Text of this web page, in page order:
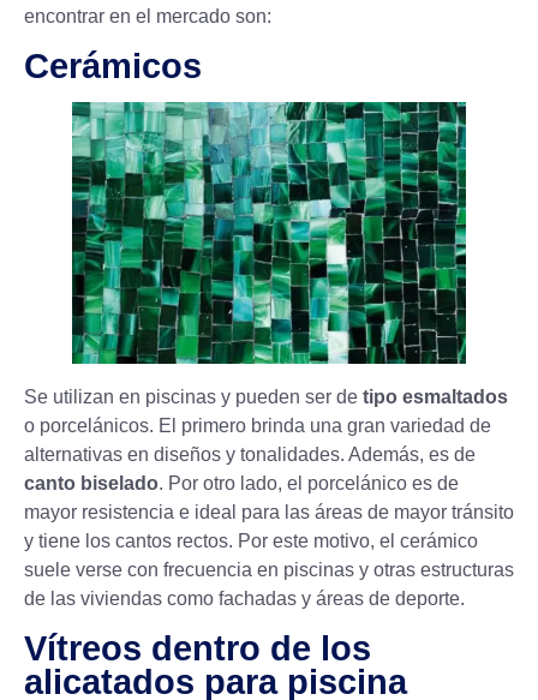
encontrar en el mercado son:
Cerámicos
Se utilizan en piscinas y pueden ser de tipo esmaltados
o porcelánicos. El primero brinda una gran variedad de
alternativas en diseños y tonalidades. Además, es de
canto biselado. Por otro lado, el porcelánico es de
mayor resistencia e ideal para las áreas de mayor tránsito
y tiene los cantos rectos. Por este motivo, el cerámico
suele verse con frecuencia en piscinas y otras estructuras
de las viviendas como fachadas y áreas de deporte.
Vítreos dentro de los
alicatados para piscina